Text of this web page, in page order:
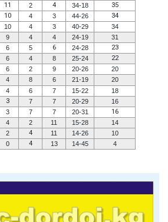
11 2 4 34-18 35
10 4 3 44-26 34
10 4 3 40-29
34
9 4 4 24-19
31
6 5 6 24-28 23
6 4 8 25-24 22
6 2 9 20-26
20
4 8 6 21-19
20
4 6 7 15-22
18
3 7 7 20-29
16
3 7 7 20-31 16
4 2 11 15-28
14
2 4 11 14-26
10
0 4 13 14-45 4